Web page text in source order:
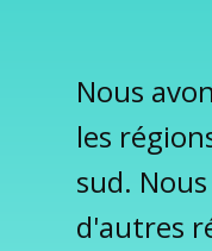
Nous
les
sud.
d'autres